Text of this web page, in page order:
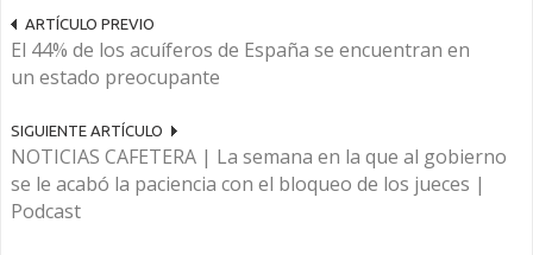
ARTÍCULO PREVIO
El 44% de los acuíferos de España se encuentran en
un estado preocupante
SIGUIENTE ARTÍCULO
NOTICIAS CAFETERA | La semana en la que al gobierno
se le acabó la paciencia con el bloqueo de los jueces |
Podcast